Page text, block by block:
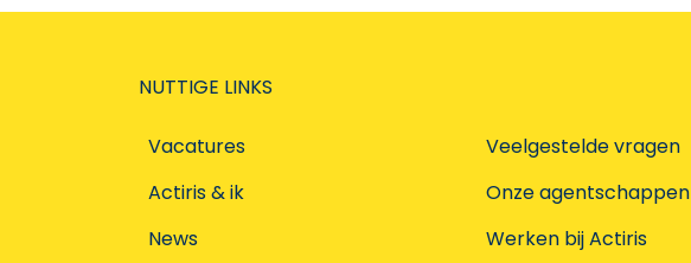
NUTTIGE LINKS
Vacatures
Actiris & ik
News
Veelgestelde vragen
Onze agentschappen
Werken bij Actiris